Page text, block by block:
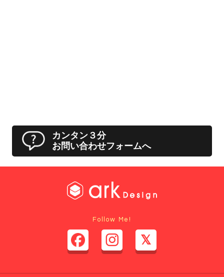
カンタン３分
お問い合わせフォームへ
Follow Me!